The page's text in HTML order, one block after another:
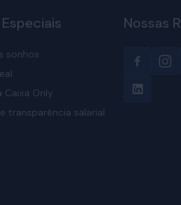
sonhos
Caixa Only
transparência salarial
Nossas